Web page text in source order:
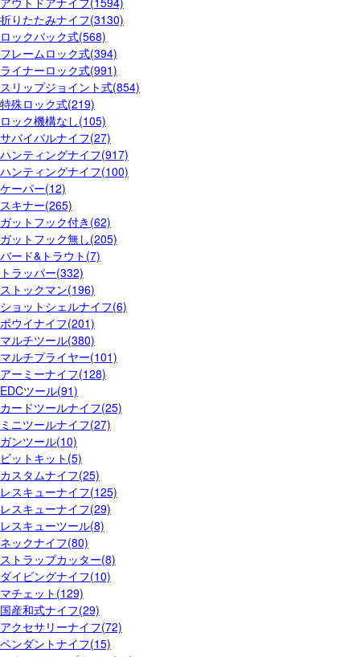
折りたたみナイフ(3130)
ロックバック式(568)
フレームロック式(394)
ライナーロック式(991)
スリップジョイント式(854)
特殊ロック式(219)
ロック機構なし(105)
サバイバルナイフ(27)
ハンティングナイフ(917)
ハンティングナイフ(100)
ケーパー(12)
スキナー(265)
ガットフック付き(62)
ガットフック無し(205)
バード&トラウト(7)
トラッパー(332)
ストックマン(196)
ショットシェルナイフ(6)
ボウイナイフ(201)
マルチツール(380)
マルチプライヤー(101)
アーミーナイフ(128)
EDCツール(91)
カードツールナイフ(25)
ミニツールナイフ(27)
ガンツール(10)
ビットキット(5)
カスタムナイフ(25)
レスキューナイフ(125)
レスキューナイフ(29)
レスキューツール(8)
ネックナイフ(80)
ストラップカッター(8)
ダイビングナイフ(10)
マチェット(129)
国産和式ナイフ(29)
アクセサリーナイフ(72)
ペンダントナイフ(15)